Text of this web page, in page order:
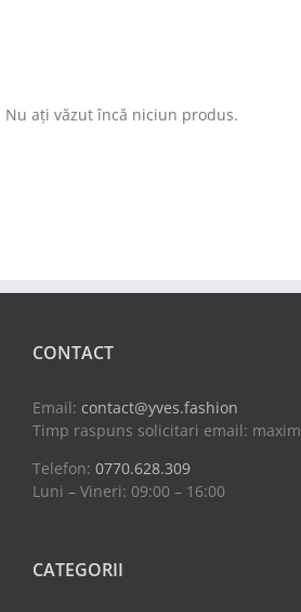
Nu ați văzut încă niciun produs.
CONTACT
Email: contact@yves.fashion
Timp raspuns solicitari email:
Telefon: 0770.628.309
Luni – Vineri: 09:00 – 16:00
CATEGORII